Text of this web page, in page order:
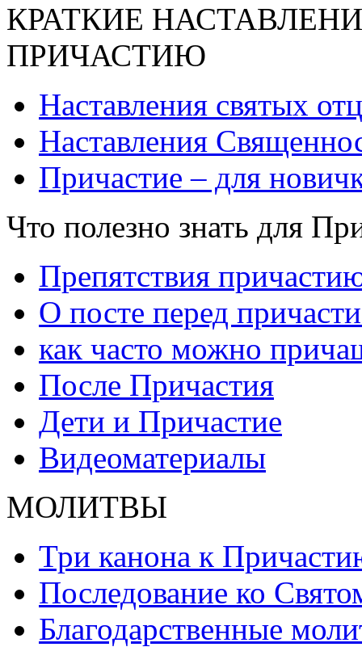
КРАТКИЕ
ПРИЧАСТИЮ
Наставления святых
Наставления
Причастие – для
Что полезно знать для
Препятствия
О посте перед
как часто можно
После Причастия
Дети и Причастие
Видеоматериалы
МОЛИТВЫ
Три канона к
Последование ко
Благодарственные